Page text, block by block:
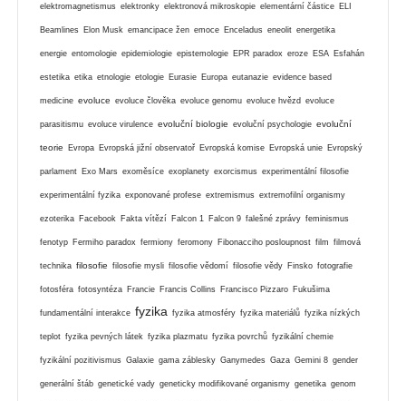
elektromagnetismus elektronky elektronová mikroskopie elementární částice ELI
Beamlines Elon Musk emancipace žen emoce Enceladus eneolit energetika
energie entomologie epidemiologie epistemologie EPR paradox eroze ESA Esfahán
estetika etika etnologie etologie Eurasie Europa eutanazie evidence based
medicine evoluce evoluce člověka evoluce genomu evoluce hvězd evoluce
parasitismu evoluce virulence evoluční biologie evoluční psychologie evoluční
teorie Evropa Evropská jižní observatoř Evropská komise Evropská unie Evropský
parlament Exo Mars exoměsíce exoplanety exorcismus experimentální filosofie
experimentální fyzika exponované profese extremismus extremofilní organismy
ezoterika Facebook Fakta vítězí Falcon 1 Falcon 9 falešné zprávy feminismus
fenotyp Fermiho paradox fermiony feromony Fibonacciho posloupnost film filmová
technika filosofie filosofie mysli filosofie vědomí filosofie vědy Finsko fotografie
fotosféra fotosyntéza Francie Francis Collins Francisco Pizzaro Fukušima
fundamentální interakce fyzika fyzika atmosféry fyzika materiálů fyzika nízkých
teplot fyzika pevných látek fyzika plazmatu fyzika povrchů fyzikální chemie
fyzikální pozitivismus Galaxie gama záblesky Ganymedes Gaza Gemini 8 gender
generální štáb genetické vady geneticky modifikované organismy genetika genom